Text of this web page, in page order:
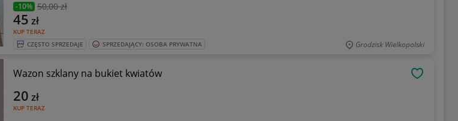
-10% 50,00 zł
KUP TERAZ
45 zł
CZĘSTO SPRZEDAJE SPRZEDAJĄCY: OSOBA PRYWATNA Grodzisk Wielkopolski
Wazon szklany na bukiet kwiatów
KUP TERAZ
20 zł